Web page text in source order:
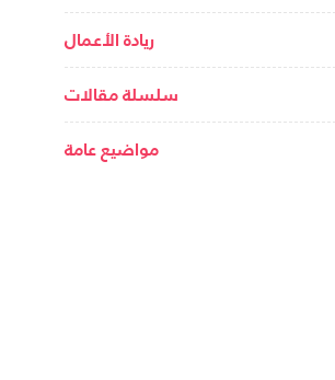
ريادة الأعمال
سلسلة مقالات
مواضيع عامة